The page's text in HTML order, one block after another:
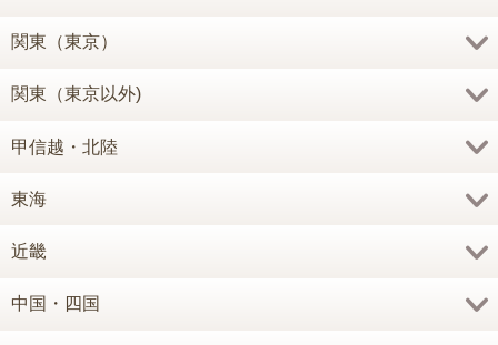
関東（東京）
関東（東京以外)
甲信越・北陸
東海
近畿
中国・四国